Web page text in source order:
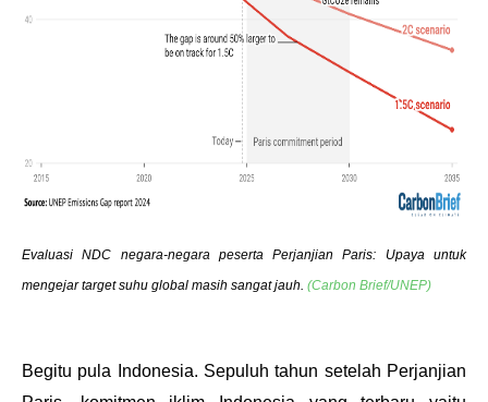
Evaluasi NDC negara-negara peserta Perjanjian Paris: Upaya untuk
mengejar target suhu global masih sangat jauh. (Carbon Brief/UNEP)
Begitu pula Indonesia. Sepuluh tahun setelah Perjanjian